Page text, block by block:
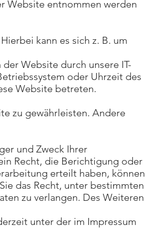
Website entnommen werden
kann es sich z. B. um
Website durch unsere IT-
oder Uhrzeit des
Website betreten.
zu gewährleisten. Andere
und Zweck Ihrer
Recht, die Berichtigung oder
erteilt haben, können
das Recht, unter bestimmten
zu verlangen. Des Weiteren
unter der im Impressum